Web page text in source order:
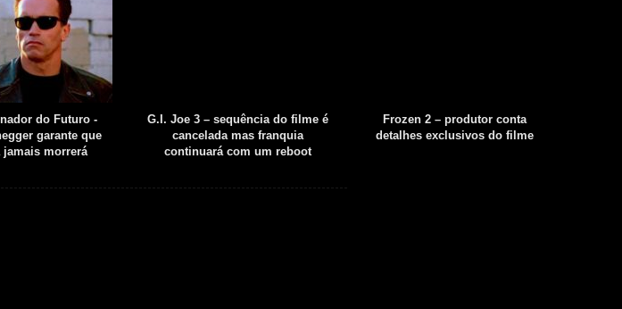
do Futuro -
garante que
jamais morrerá
G.I. Joe 3 – sequência do filme é
cancelada mas franquia
continuará com um reboot
Frozen 2 – produtor conta
detalhes exclusivos do filme